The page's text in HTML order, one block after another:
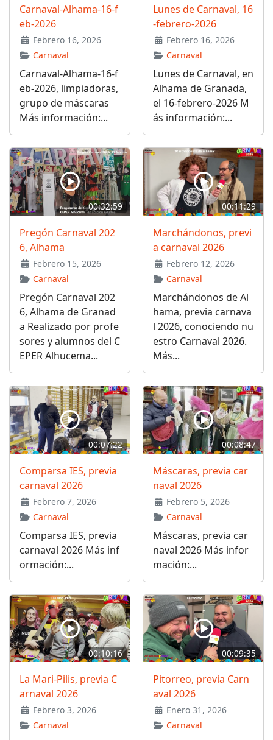
Carnaval-Alhama-16-f
eb-2026
Febrero 16, 2026
Carnaval
Carnaval-Alhama-16-f
eb-2026, limpiadoras,
grupo de máscaras
Más información:...
Lunes de Carnaval, 16
-febrero-2026
Febrero 16, 2026
Carnaval
Lunes de Carnaval, en
Alhama de Granada,
el 16-febrero-2026 M
ás información:...
00:32:59
Pregón Carnaval 202
6, Alhama
Febrero 15, 2026
Carnaval
Pregón Carnaval 202
6, Alhama de Granad
a Realizado por profe
sores y alumnos del C
EPER Alhucema...
00:11:29
Marchándonos, previ
a carnaval 2026
Febrero 12, 2026
Carnaval
Marchándonos de Al
hama, previa carnava
l 2026, conociendo nu
estro Carnaval 2026.
Más...
00:07:22
Comparsa IES, previa
carnaval 2026
Febrero 7, 2026
Carnaval
Comparsa IES, previa
carnaval 2026 Más inf
ormación:...
00:08:47
Máscaras, previa car
naval 2026
Febrero 5, 2026
Carnaval
Máscaras, previa car
naval 2026 Más infor
mación:...
00:10:16
La Mari-Pilis, previa C
arnaval 2026
Febrero 3, 2026
Carnaval
00:09:35
Pitorreo, previa Carn
aval 2026
Enero 31, 2026
Carnaval